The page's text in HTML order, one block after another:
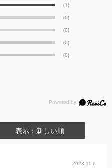
(1)
(0)
(0)
(0)
(0)
表示：新しい順
2023.11.6